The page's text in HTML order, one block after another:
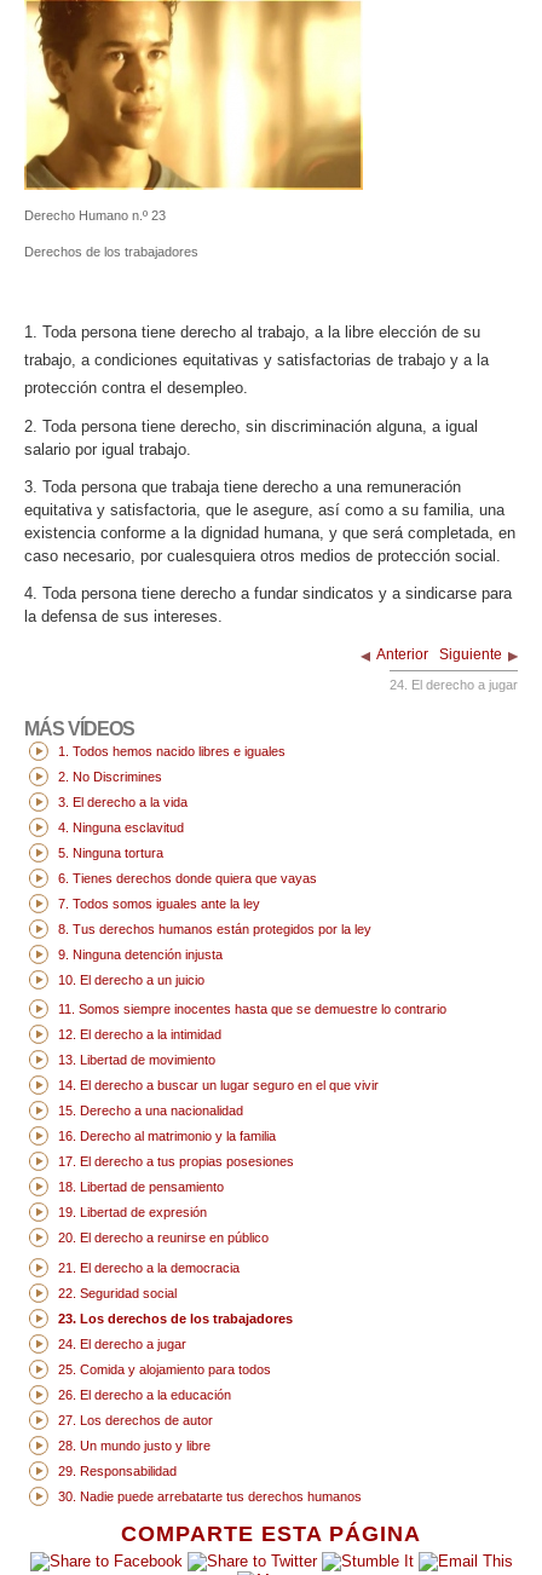
COMPARTE ESTA PÁGINA
Derecho Humano n.º 23
Derechos de los trabajadores
1. Toda persona tiene derecho al trabajo, a la libre elección de su
trabajo, a condiciones equitativas y satisfactorias de trabajo y a la
protección contra el desempleo.
2. Toda persona tiene derecho, sin discriminación alguna, a igual
salario por igual trabajo.
3. Toda persona que trabaja tiene derecho a una remuneración
equitativa y satisfactoria, que le asegure, así como a su familia, una
existencia conforme a la dignidad humana, y que será completada, en
caso necesario, por cualesquiera otros medios de protección social.
4. Toda persona tiene derecho a fundar sindicatos y a sindicarse para
la defensa de sus intereses.
Anterior Siguiente
24. El derecho a jugar
MÁS VÍDEOS
1. Todos hemos nacido libres e iguales
2. No Discrimines
3. El derecho a la vida
4. Ninguna esclavitud
5. Ninguna tortura
6. Tienes derechos donde quiera que vayas
7. Todos somos iguales ante la ley
8. Tus derechos humanos están protegidos por la ley
9. Ninguna detención injusta
10. El derecho a un juicio
11. Somos siempre inocentes hasta que se demuestre lo contrario
12. El derecho a la intimidad
13. Libertad de movimiento
14. El derecho a buscar un lugar seguro en el que vivir
15. Derecho a una nacionalidad
16. Derecho al matrimonio y la familia
17. El derecho a tus propias posesiones
18. Libertad de pensamiento
19. Libertad de expresión
20. El derecho a reunirse en público
21. El derecho a la democracia
22. Seguridad social
23. Los derechos de los trabajadores
24. El derecho a jugar
25. Comida y alojamiento para todos
26. El derecho a la educación
27. Los derechos de autor
28. Un mundo justo y libre
29. Responsabilidad
30. Nadie puede arrebatarte tus derechos humanos